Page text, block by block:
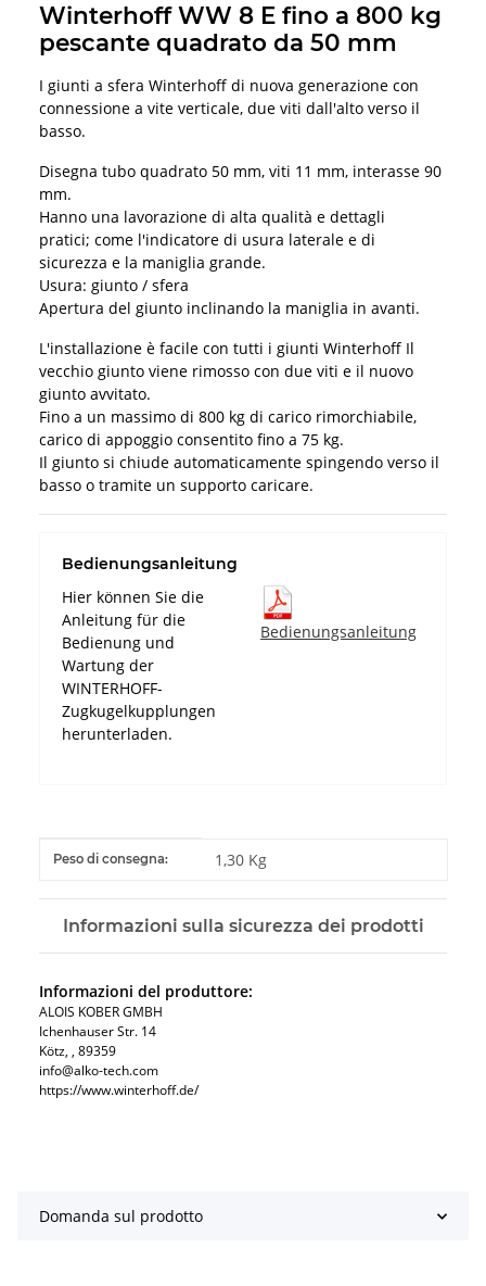
Winterhoff WW 8 E fino a 800 kg
pescante quadrato da 50 mm
I giunti a sfera Winterhoff di nuova generazione con
connessione a vite verticale, due viti dall'alto verso il
basso.
Disegna tubo quadrato 50 mm, viti 11 mm, interasse 90
mm.
Hanno una lavorazione di alta qualità e dettagli
pratici; come l'indicatore di usura laterale e di
sicurezza e la maniglia grande.
Usura: giunto / sfera
Apertura del giunto inclinando la maniglia in avanti.
L'installazione è facile con tutti i giunti Winterhoff Il
vecchio giunto viene rimosso con due viti e il nuovo
giunto avvitato.
Fino a un massimo di 800 kg di carico rimorchiabile,
carico di appoggio consentito fino a 75 kg.
Il giunto si chiude automaticamente spingendo verso il
basso o tramite un supporto caricare.
Bedienungsanleitung
Hier können Sie die
Anleitung für die
Bedienung und
Wartung der
WINTERHOFF-
Zugkugelkupplungen
herunterladen.
Bedienungsanleitung
#productDetails.itemInformation#
#productDetails.itemValue#
Peso di consegna: 1,30 Kg
Informazioni sulla sicurezza dei prodotti
Informazioni del produttore:
ALOIS KOBER GMBH​
Ichenhauser Str. 14
Kötz​, , 89359
info@alko-tech.com
https://www.winterhoff.de/
Domanda sul prodotto